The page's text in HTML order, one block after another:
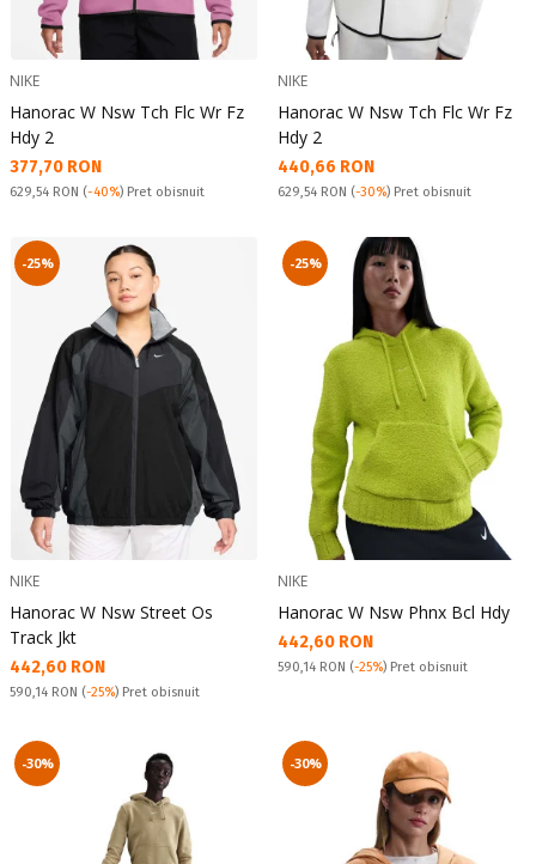
NIKE
Hanorac W Nsw Tch Flc Wr Fz
Hdy 2
Текуща цена:
377,70 RON
Pret obisnuit:
629,54 RON (-40%) Pret obisnuit
NIKE
Hanorac W Nsw Tch Flc Wr Fz
Hdy 2
Текуща цена:
440,66 RON
Pret obisnuit:
629,54 RON (-30%) Pret obisnuit
-25%
NIKE
Hanorac W Nsw Street Os
Track Jkt
Текуща цена:
442,60 RON
Pret obisnuit:
590,14 RON (-25%) Pret obisnuit
-25%
NIKE
Hanorac W Nsw Phnx Bcl Hdy
Текуща цена:
442,60 RON
Pret obisnuit:
590,14 RON (-25%) Pret obisnuit
-30% -30%